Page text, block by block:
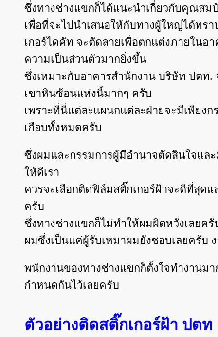
ซึ่งทางช่างแขกก็ได้แนะนำเกี่ยวกับคุณสม
เพื่อที่จะไปนำเสนอให้กับทางผู้ใหญ่ได้ทร
เกอร์ไดคัท จะตัดลายเพื่อตกแต่งภายในอ
ความเป็นส่วนตัวมากยิ่งขึ้น
ซึ่งเหมาะกับอาคารสำนักงาน บริษัท ปตท
เขาหินซ้อนแห่งนี้มากๆ ครับ
เพราะที่นี่แต่ละแผนกแต่ละฝ่ายจะมีเพียง
เกือบทั้งหมดครับ
ซึ่งผมและกรรมการผู้มีอำนาจตัดสินใจแล
ให้ดีเรา
ควรจะเลือกติดฟิล์มสติ๊กเกอร์ฝ้าจะดีที่สุด
ครับ
ซึ่งทางช่างแขกก็ไม่ทำให้ผมผิดหวังเลยค
ผมซึ่งเป็นแค่ผู้รับเหมาผมยังชอบเลยครับ
พนักงานของทางช่างแขกก็ตั้งใจทำงานม
กำหนดกันไว้เลยครับ
ตัวอย่างติดสติ๊กเกอร์ฝ้า ปตท